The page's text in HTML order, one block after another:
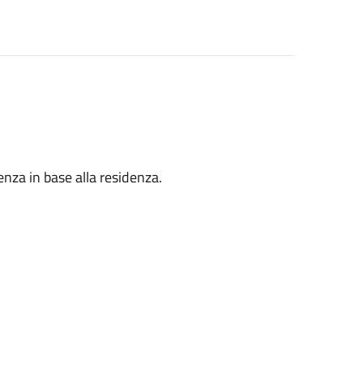
in base alla residenza.